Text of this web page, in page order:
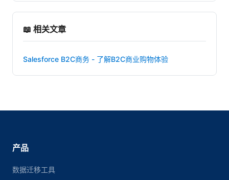
📖 相关文章
Salesforce B2C商务 - 了解B2C商业购物体验
产品
数据迁移工具